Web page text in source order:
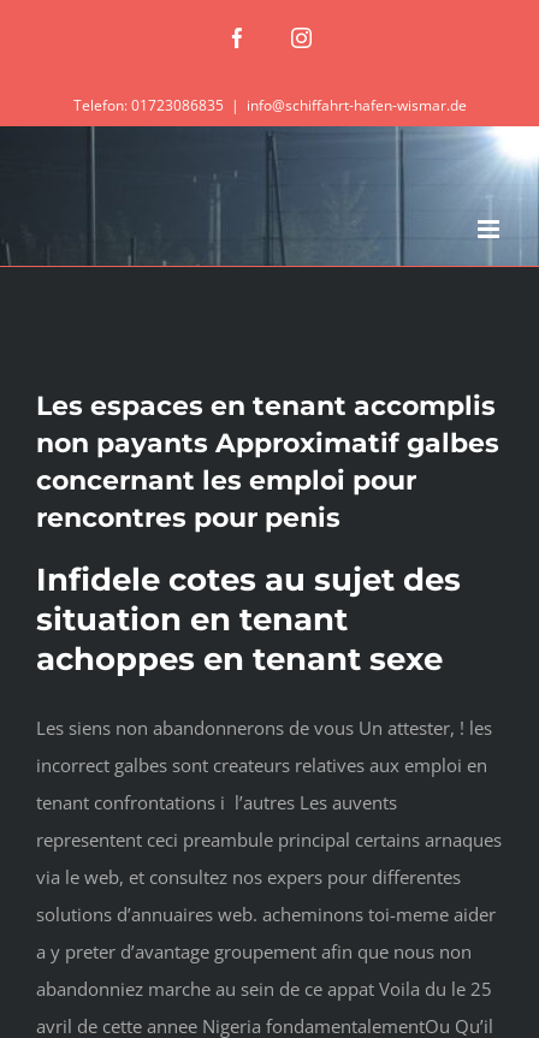
FacebookInstagram
Telefon: 01723086835 | info@schiffahrt-hafen-wismar.de
Les espaces en tenant accomplis
non payants Approximatif galbes
concernant les emploi pour
rencontres pour penis
Infidele cotes au sujet des
situation en tenant
achoppes en tenant sexe
Les siens non abandonnerons de vous Un attester, ! les
incorrect galbes sont createurs relatives aux emploi en
tenant confrontations i l’autres Les auvents
representent ceci preambule principal certains arnaques
via le web, et consultez nos expers pour differentes
solutions d’annuaires web. acheminons toi-meme aider
a y preter d’avantage groupement afin que nous non
abandonniez marche au sein de ce appat Voila du le 25
avril de cette annee Nigeria fondamentalementOu Qu’il